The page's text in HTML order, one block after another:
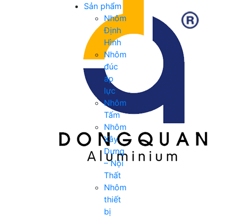
Sản phẩm
Nhôm
Định
Hình
Nhôm
đúc
áp
lực
Nhôm
Tấm
Nhôm
Xây
Dựng
– Nội
Thất
Nhôm
thiết
bị